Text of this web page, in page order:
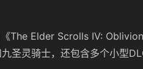
The Elder Scrolls IV:
圣灵骑士，还包含多个小型